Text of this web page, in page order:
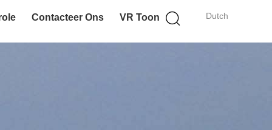
Dutch
Contacteer Ons VR Toon